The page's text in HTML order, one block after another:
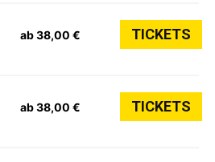
ab 38,00 € TICKETS
ab 38,00 € TICKETS